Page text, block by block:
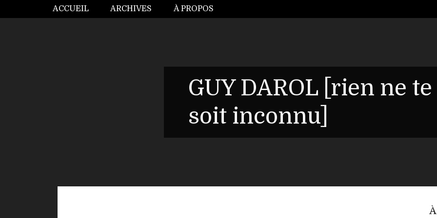
ACCUEIL ARCHIVES À PROPOS
GUY DAROL [rien ne te
soit inconnu]